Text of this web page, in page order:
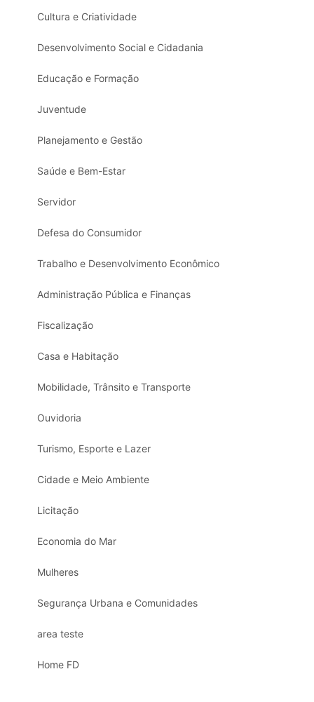
Cultura e Criatividade
Desenvolvimento Social e Cidadania
Educação e Formação
Juventude
Planejamento e Gestão
Saúde e Bem-Estar
Servidor
Defesa do Consumidor
Trabalho e Desenvolvimento Econômico
Administração Pública e Finanças
Fiscalização
Casa e Habitação
Mobilidade, Trânsito e Transporte
Ouvidoria
Turismo, Esporte e Lazer
Cidade e Meio Ambiente
Licitação
Economia do Mar
Mulheres
Segurança Urbana e Comunidades
area teste
Home FD